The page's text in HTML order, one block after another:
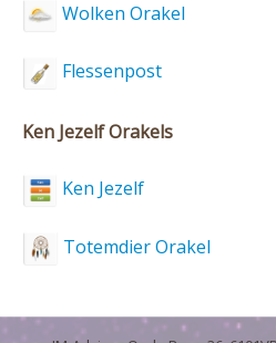
Wolken Orakel
Flessenpost
Ken Jezelf Orakels
Ken Jezelf
Totemdier Orakel